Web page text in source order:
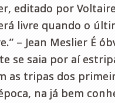
editado por
livre quando o
– Jean Meslier É
se saia por aí
as tripas dos
na já bem